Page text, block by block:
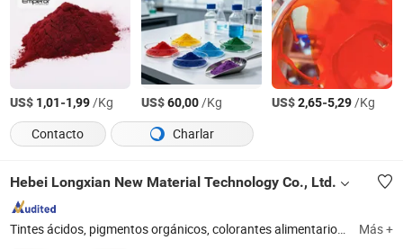
US$ 1,01-1,99/Kg US$60,00/Kg US$2,65-5,29/Kg
Contacto
Charlar
Hebei Longxian New Material Technology Co., Ltd.
Tintes ácidos, pigmentos orgánicos, colorantes alimentarios, materias primas cosméticas Más +